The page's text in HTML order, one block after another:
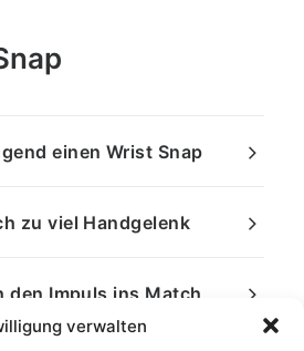
verwalten
einen Wrist Snap
zu viel Handgelenk
den Impuls ins Match